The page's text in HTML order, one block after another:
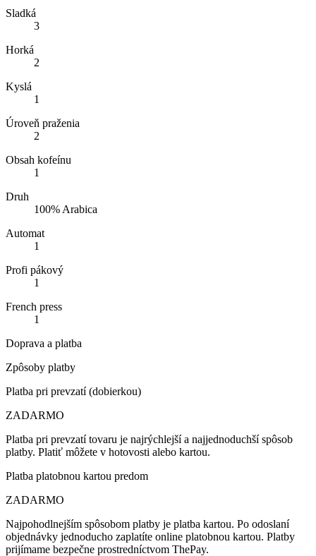
Sladká
3
Horká
2
Kyslá
1
Úroveň praženia
2
Obsah kofeínu
1
Druh
100% Arabica
Automat
1
Profi pákový
1
French press
1
Doprava a platba
Zpôsoby platby
Platba pri prevzatí (dobierkou)
ZADARMO
Platba pri prevzatí tovaru je najrýchlejší a najjednoduchší spôsob
platby. Platiť môžete v hotovosti alebo kartou.
Platba platobnou kartou predom
ZADARMO
Najpohodlnejším spôsobom platby je platba kartou. Po odoslaní
objednávky jednoducho zaplatíte online platobnou kartou. Platby
prijímame bezpečne prostredníctvom ThePay.